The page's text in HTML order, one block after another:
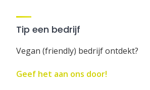
Tip een bedrijf
Vegan (friendly) bedrijf ontdekt?
Geef het aan ons door!